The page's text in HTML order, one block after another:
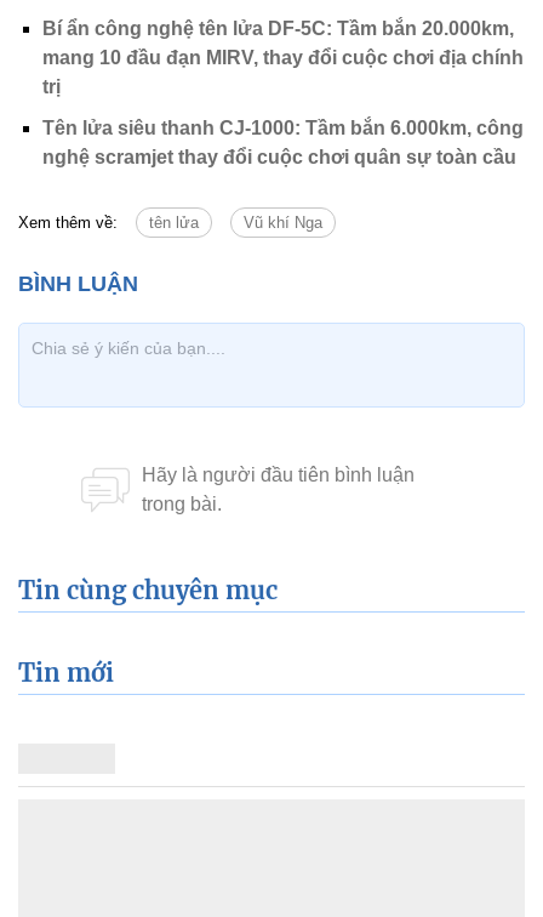
Bí ẩn công nghệ tên lửa DF-5C: Tầm bắn 20.000km,
mang 10 đầu đạn MIRV, thay đổi cuộc chơi địa chính
trị
Tên lửa siêu thanh CJ-1000: Tầm bắn 6.000km, công
nghệ scramjet thay đổi cuộc chơi quân sự toàn cầu
Xem thêm về: tên lửa Vũ khí Nga
Tin cùng chuyên mục
Tin mới